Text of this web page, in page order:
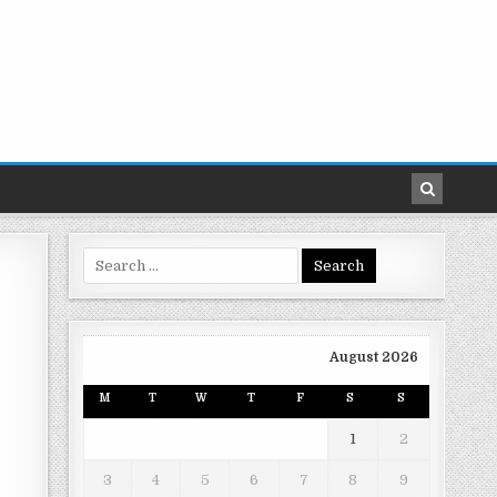
Search
for:
August 2026
M T W T F S S
1 2
3 4 5 6 7 8 9